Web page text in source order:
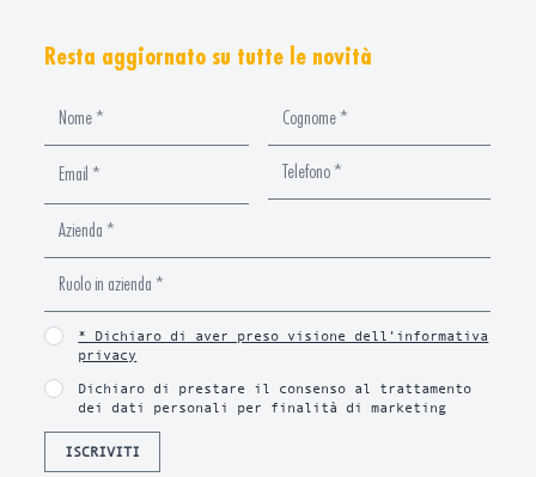
Resta aggiornato su tutte le novità
* Dichiaro di aver preso visione dell’informativa
privacy
Dichiaro di prestare il consenso al trattamento
dei dati personali per finalità di marketing
ISCRIVITI